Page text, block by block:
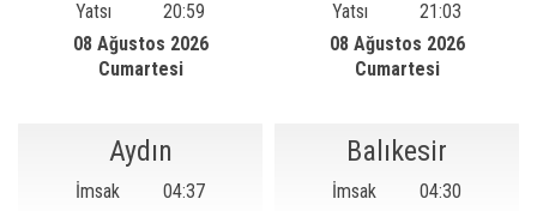
Yatsı
20:59
08 Ağustos 2026
Cumartesi
Yatsı
21:03
08 Ağustos 2026
Cumartesi
Aydın
İmsak
04:37
Balıkesir
İmsak
04:30